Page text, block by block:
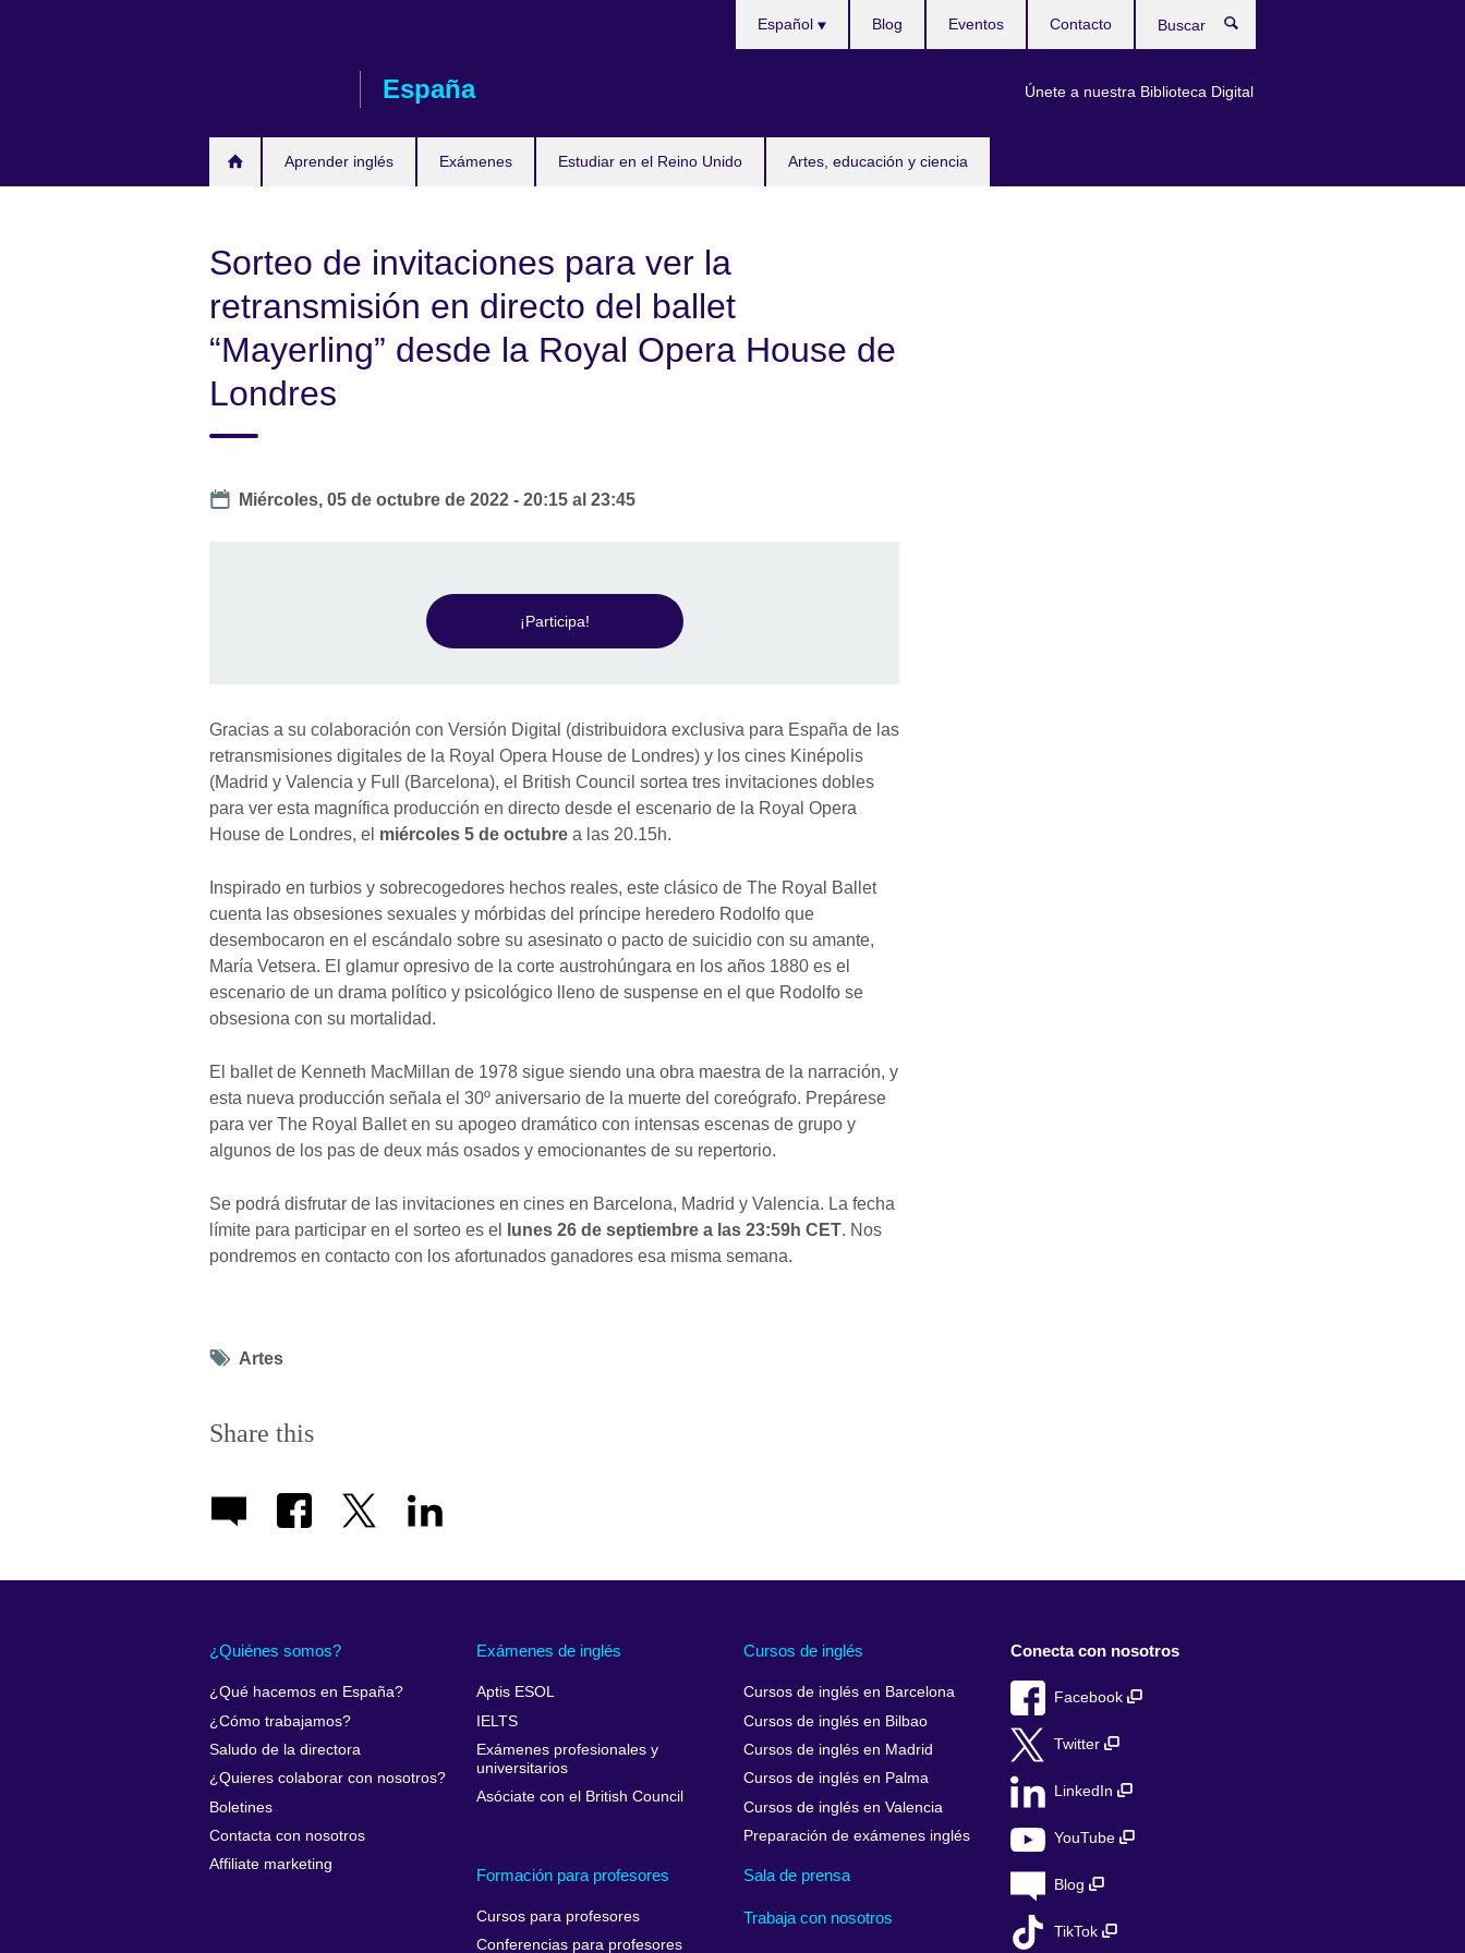
España
Aprender inglés Exámenes Estudiar en el Reino Unido Artes, educación y ciencia
idioma
Español
Únete a nuestra Biblioteca Digital
Blog Eventos Contacto
Sorteo de invitaciones para ver la
retransmisión en directo del ballet
“Mayerling” desde la Royal Opera House de
Londres
Date
Miércoles, 05 de octubre de 2022 -20:15 al23:45
¡Participa!
Gracias a su colaboración con Versión Digital (distribuidora exclusiva para España de las
retransmisiones digitales de la Royal Opera House de Londres) y los cines Kinépolis
(Madrid y Valencia y Full (Barcelona), el British Council sortea tres invitaciones dobles
para ver esta magnífica producción en directo desde el escenario de la Royal Opera
House de Londres, el miércoles 5 de octubre a las 20.15h.
Inspirado en turbios y sobrecogedores hechos reales, este clásico de The Royal Ballet
cuenta las obsesiones sexuales y mórbidas del príncipe heredero Rodolfo que
desembocaron en el escándalo sobre su asesinato o pacto de suicidio con su amante,
María Vetsera. El glamur opresivo de la corte austrohúngara en los años 1880 es el
escenario de un drama político y psicológico lleno de suspense en el que Rodolfo se
obsesiona con su mortalidad.
El ballet de Kenneth MacMillan de 1978 sigue siendo una obra maestra de la narración, y
esta nueva producción señala el 30º aniversario de la muerte del coreógrafo. Prepárese
para ver The Royal Ballet en su apogeo dramático con intensas escenas de grupo y
algunos de los pas de deux más osados y emocionantes de su repertorio.
Se podrá disfrutar de las invitaciones en cines en Barcelona, Madrid y Valencia. La fecha
límite para participar en el sorteo es el
lunes 26 de septiembre a las 23:59h CET. Nos
pondremos en contacto con los afortunados ganadores esa misma semana.
Tag
Artes
Share this
¿Quiénes somos?
¿Qué hacemos en España?
¿Cómo trabajamos?
Saludo de la directora
¿Quieres colaborar con nosotros?
Boletines
Contacta con nosotros
Affiliate marketing
Exámenes de inglés
Aptis ESOL
IELTS
Exámenes profesionales y
universitarios
Asóciate con el British Council
Cursos de inglés
Cursos de inglés en Barcelona
Cursos de inglés en Bilbao
Cursos de inglés en Madrid
Cursos de inglés en Palma
Cursos de inglés en Valencia
Preparación de exámenes inglés
Formación para profesores
Cursos para profesores
Conferencias para profesores
Sala de prensa
Trabaja con nosotros
Conecta con nosotros
Facebook
Twitter
LinkedIn
YouTube
Blog
TikTok